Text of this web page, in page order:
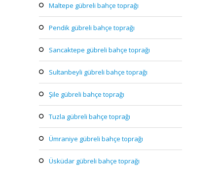
maltepe gübreli bahçe toprağı
pendik gübreli bahçe toprağı
sancaktepe gübreli bahçe toprağı
sultanbeyli gübreli bahçe toprağı
şile gübreli bahçe toprağı
tuzla gübreli bahçe toprağı
ümraniye gübreli bahçe toprağı
üsküdar gübreli bahçe toprağı